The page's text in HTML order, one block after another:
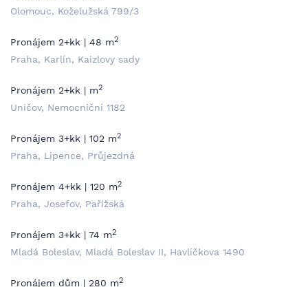
Olomouc, Koželužská 799/3
Pronájem 2+kk | 48 m2
Praha, Karlín, Kaizlovy sady
Pronájem 2+kk | m2
Uničov, Nemocniční 1182
Pronájem 3+kk | 102 m2
Praha, Lipence, Průjezdná
Pronájem 4+kk | 120 m2
Praha, Josefov, Pařížská
Pronájem 3+kk | 74 m2
Mladá Boleslav, Mladá Boleslav II, Havlíčkova 1490
Pronájem dům | 280 m2